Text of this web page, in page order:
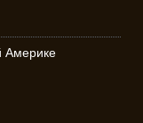
Америке